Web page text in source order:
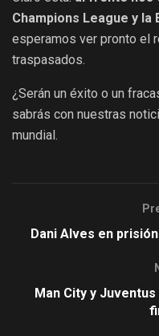
Champions League y la
esperamos ver pronto el
traspasados.
¿Serán un éxito o un
sabrás con nuestras
mundial.
Dani Alves en
Man City y